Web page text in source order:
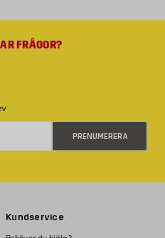
FRÅGOR?
PRENUMERERA
Kundservice